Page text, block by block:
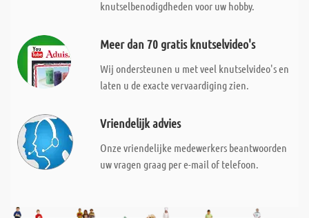
knutselbenodigdheden voor uw hobby.
Meer dan 70 gratis knutselvideo's
Wij ondersteunen u met veel knutselvideo's en
laten u de exacte vervaardiging zien.
Vriendelijk advies
Onze vriendelijke medewerkers beantwoorden
uw vragen graag per e-mail of telefoon.